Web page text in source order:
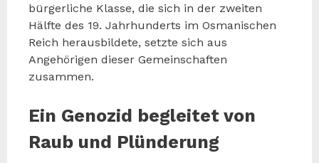
bürgerliche Klasse, die sich in der zweiten
Hälfte des 19. Jahrhunderts im Osmanischen
Reich herausbildete, setzte sich aus
Angehörigen dieser Gemeinschaften
zusammen.
Ein Genozid begleitet von
Raub und Plünderung